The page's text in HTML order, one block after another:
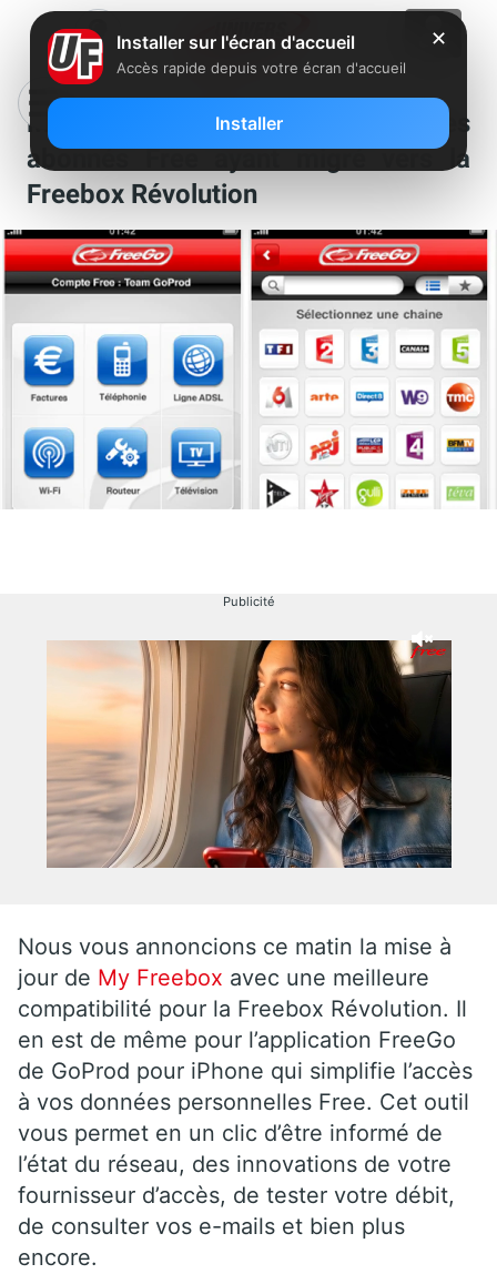
Mise à jour FreeGo (iPhone) pour les
abonnés Free ayant migré vers la
Freebox Révolution
Publicité
Nous vous annoncions ce matin la mise à
jour de My Freebox avec une meilleure
compatibilité pour la Freebox Révolution. Il
en est de même pour l’application FreeGo
de GoProd pour iPhone qui simplifie l’accès
à vos données personnelles Free. Cet outil
vous permet en un clic d’être informé de
l’état du réseau, des innovations de votre
fournisseur d’accès, de tester votre débit,
de consulter vos e-mails et bien plus
encore.
✕
Installer sur l'écran d'accueil
Accès rapide depuis votre écran d'accueil
Installer